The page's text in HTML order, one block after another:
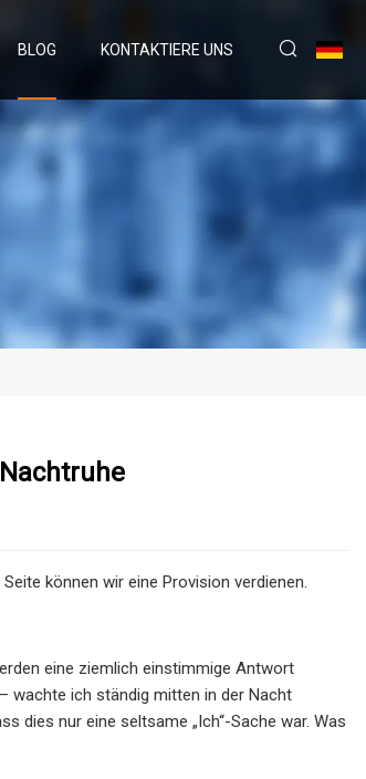
BLOG KONTAKTIERE UNS
können wir eine Provision verdienen.
eine ziemlich einstimmige Antwort
wachte ich ständig mitten in der Nacht
dies nur eine seltsame „Ich“-Sache war. Was